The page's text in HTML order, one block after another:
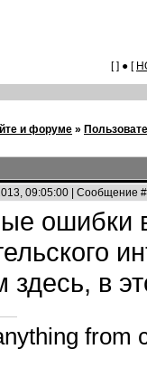
[ ] ● [
и форуме »
09:05:00 | Сообщение
ошибки
здесь, в
from